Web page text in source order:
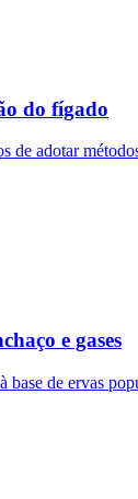
do fígado
adotar
e gases
de ervas